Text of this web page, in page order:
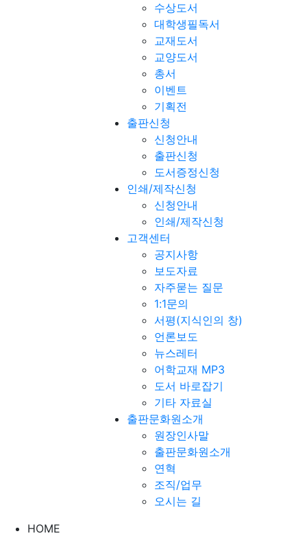
수상도서
대학생필독서
교재도서
교양도서
총서
이벤트
기획전
출판신청
신청안내
출판신청
도서증정신청
인쇄/제작신청
신청안내
인쇄/제작신청
고객센터
공지사항
보도자료
자주묻는 질문
1:1문의
서평(지식인의 창)
언론보도
뉴스레터
어학교재 MP3
도서 바로잡기
기타 자료실
출판문화원소개
원장인사말
출판문화원소개
연혁
조직/업무
오시는 길
HOME